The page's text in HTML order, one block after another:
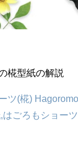
椛型紙の解説
ツ(椛) Hagoromo
ごろもショー